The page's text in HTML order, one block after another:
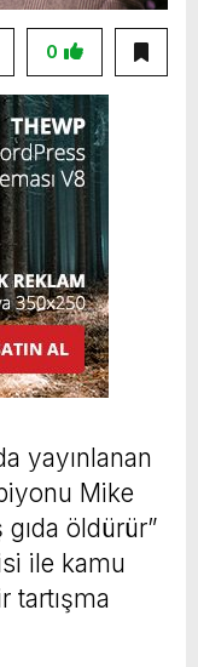
0
yayınlanan
Mike
gıda öldürür”
ile kamu
tartışma